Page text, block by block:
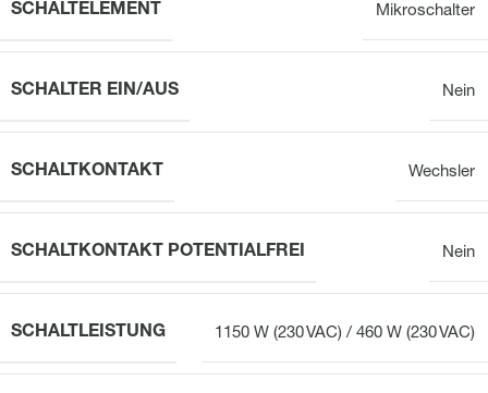
SCHALTELEMENT Mikroschalter
SCHALTER EIN/AUS Nein
SCHALTKONTAKT Wechsler
SCHALTKONTAKT POTENTIALFREI Nein
SCHALTLEISTUNG 1150 W (230 VAC) / 460 W (230 VAC)